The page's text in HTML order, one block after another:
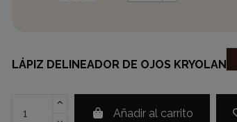
LÁPIZ DELINEADOR DE OJOS KRYOLAN
Añadir al carrito